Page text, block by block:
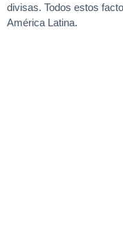
divisas. Todos estos
América Latina.